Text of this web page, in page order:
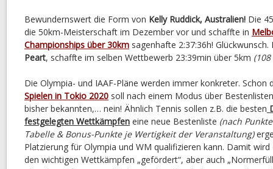
Bewundernswert die Form von Kelly Ruddick, Australien! Die
die 50km-Meisterschaft im Dezember vor und schaffte in
Championships über 30km sagenhafte 2:37:36h! Glückwunsch.
Peart, schaffte im selben Wettbewerb 23:39min über 5km
Die Olympia- und IAAF-Pläne werden immer konkreter. Schon
Spielen in Tokio 2020 soll nach einem Modus über
bisher bekannten,… nein! Ähnlich Tennis sollen z.B. die besten
festgelegten Wettkämpfen eine neue Bestenliste (nach
Tabelle & Bonus-Punkte je Wertigkeit der Veranstaltung)
Platzierung für Olympia und WM qualifizieren kann. Damit
den wichtigen Wettkämpfen „gefördert“, aber auch